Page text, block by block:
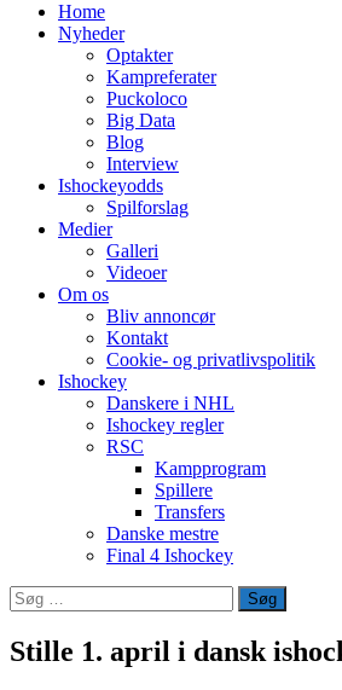
Home
Nyheder
Optakter
Kampreferater
Puckoloco
Big Data
Blog
Interview
Ishockeyodds
Spilforslag
Medier
Galleri
Videoer
Om os
Bliv annoncør
Kontakt
Cookie- og privatlivspolitik
Ishockey
Danskere i NHL
Ishockey regler
RSC
Kampprogram
Spillere
Transfers
Danske mestre
Final 4 Ishockey
Søg
efter:
Stille 1. april i dansk